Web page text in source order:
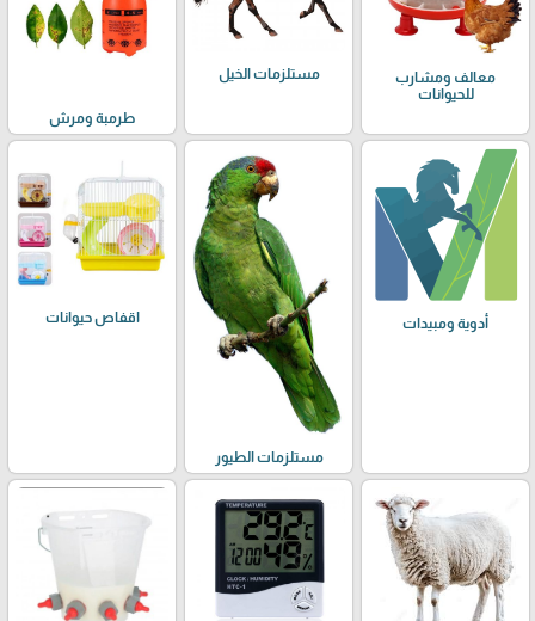
معالف ومشارب
للحيوانات
مستلزمات الخيل
طرمبة ومرش
أدوية ومبيدات
مستلزمات الطيور
اقفاص حيوانات